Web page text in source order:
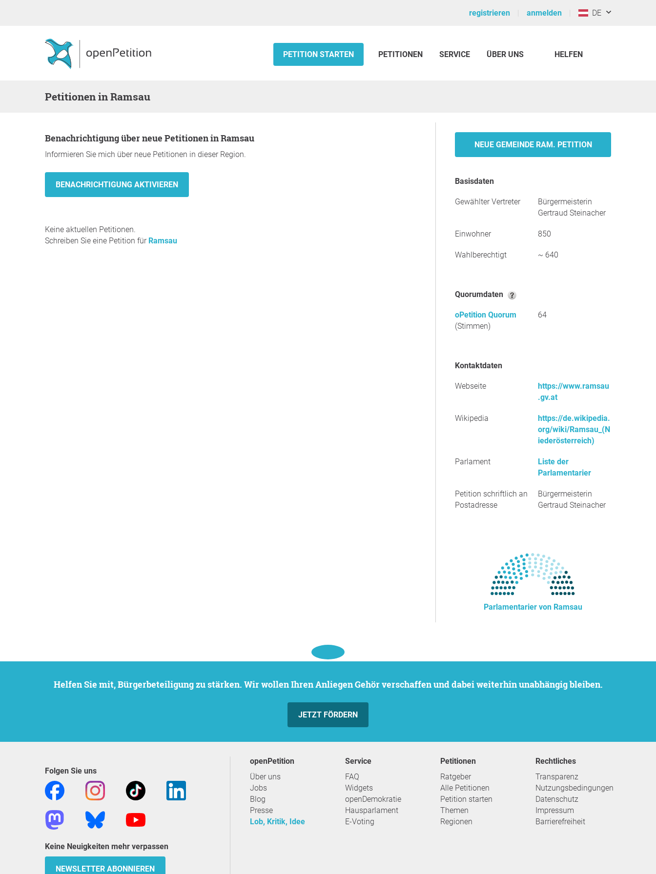
registrieren anmelden DE
PETITION STARTEN PETITIONEN SERVICE ÜBER UNS HELFEN
Petitionen in Ramsau
Benachrichtigung über neue Petitionen in Ramsau
Informieren Sie mich über neue Petitionen in dieser Region.
Keine aktuellen Petitionen.
Schreiben Sie eine Petition für Ramsau
NEUE GEMEINDE RAM. PETITION
Basisdaten
Gewählter Vertreter
Bürgermeisterin
Gertraud Steinacher
Einwohner 850
Wahlberechtigt ~ 640
Quorumdaten
oPetition Quorum
(Stimmen)
64
Kontaktdaten
Webseite
https://www.ramsau
.gv.at
Wikipedia
https://de.wikipedia.
org/wiki/Ramsau_(N
iederösterreich)
Parlament
Liste der
Parlamentarier
Petition schriftlich an
Postadresse
Bürgermeisterin
Gertraud Steinacher
Parlamentarier von Ramsau
Helfen Sie mit, Bürgerbeteiligung zu stärken. Wir wollen Ihren Anliegen Gehör verschaffen und dabei weiterhin unabhängig bleiben.
JETZT FÖRDERN
Folgen Sie uns
Keine Neuigkeiten mehr verpassen
NEWSLETTER ABONNIEREN
openPetition
Über uns
Jobs
Blog
Presse
Lob, Kritik, Idee
Service
FAQ
Widgets
openDemokratie
Hausparlament
E-Voting
Petitionen
Ratgeber
Alle Petitionen
Petition starten
Themen
Regionen
Rechtliches
Transparenz
Nutzungsbedingungen
Datenschutz
Impressum
Barrierefreiheit